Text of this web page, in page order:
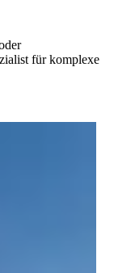
für komplexe